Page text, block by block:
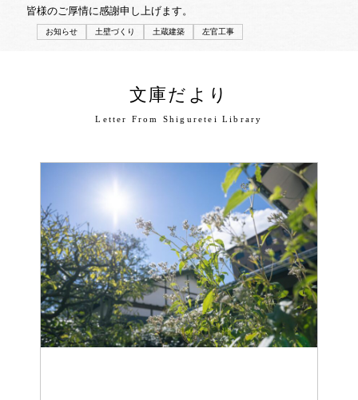
皆様のご厚情に感謝申し上げます。
お知らせ 土壁づくり 土蔵建築 左官工事
文庫だより
Letter From Shiguretei Library